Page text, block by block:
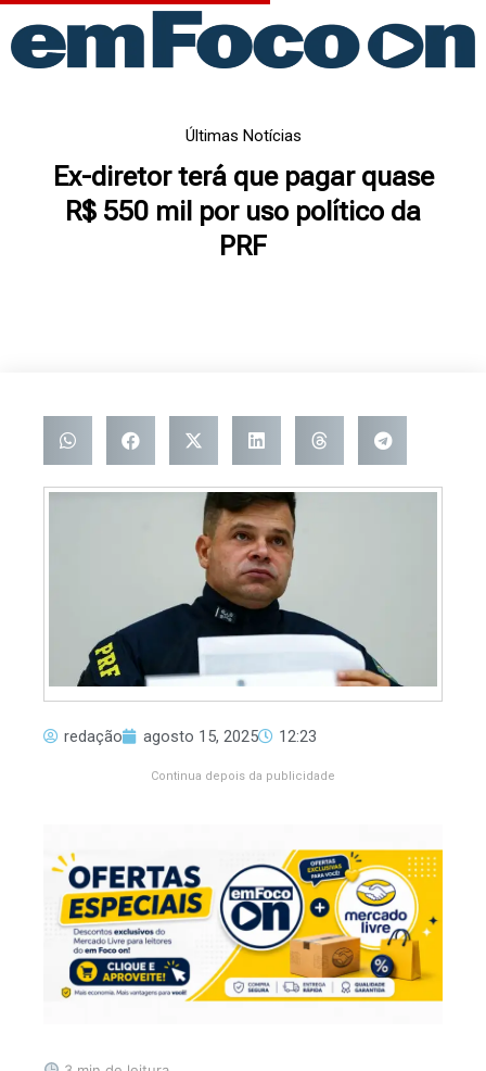
para
Últimas Notícias
Ex-diretor terá que pagar quase
R$ 550 mil por uso político da
PRF
redação agosto 15, 2025 12:23
Continua depois da publicidade